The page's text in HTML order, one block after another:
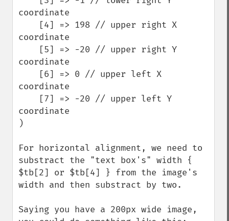
coordinate
coordinate
coordinate
coordinate
coordinate
)
For horizontal alignment, we need to
substract the "text box's" width {
$tb[2] or $tb[4] } from the image's
width and then substract by two.
Saying you have a 200px wide image,